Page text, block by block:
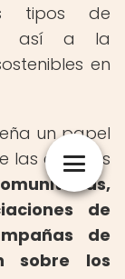
tipos de
así a la
en
un papel
las azoteas
de
de
sobre los